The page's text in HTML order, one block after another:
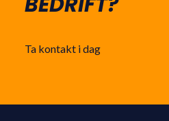
Ta kontakt i dag